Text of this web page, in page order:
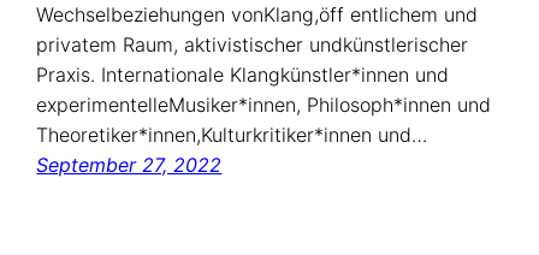
Wechselbeziehungen vonKlang,öff entlichem und
privatem Raum, aktivistischer undkünstlerischer
Praxis. Internationale Klangkünstler*innen und
experimentelleMusiker*innen, Philosoph*innen und
Theoretiker*innen,Kulturkritiker*innen und…
September 27, 2022